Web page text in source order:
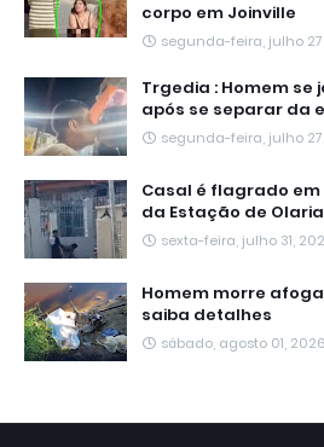
corpo em Joinville
segunda-feira, julho
Trgedia : Homem se
após se separar da
segunda-feira, julho
Casal é flagrado
da Estação de
sexta-feira, julho 31,
Homem morre
saiba detalhes
sábado, agosto 01, 2026